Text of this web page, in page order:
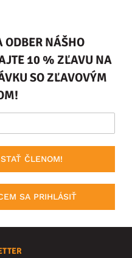
ODBER NÁŠHO
10 % ZĽAVU NA
SO ZĽAVOVÝM
ČLENOM!
SA PRIHLÁSIŤ